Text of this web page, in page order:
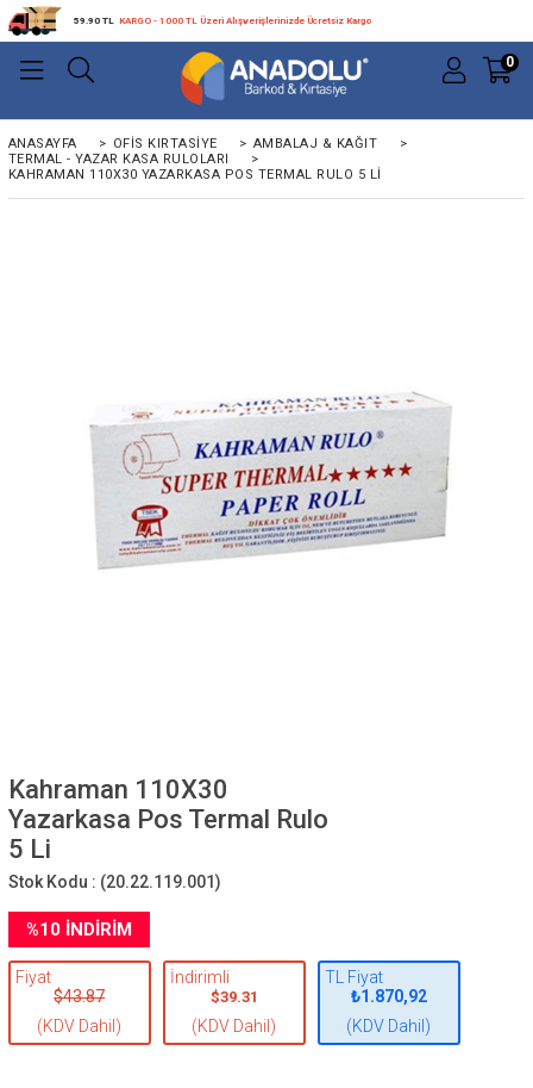
59.90 TL KARGO - 1000 TL Üzeri Alışverişlerinizde Ücretsiz Kargo
0
ANASAYFA > OFIS KIRTASIYE > AMBALAJ & KAĞIT
>
TERMAL - YAZAR KASA RULOLARI
>
KAHRAMAN 110X30 YAZARKASA POS TERMAL RULO 5 LI
Kahraman 110X30
Yazarkasa Pos Termal Rulo
5 Li
Stok Kodu : (20.22.119.001)
%10İNDIRIM
Fiyat
$43.87
(KDV Dahil)
İndirimli
$39.31
(KDV Dahil)
TL Fiyat
₺1.870,92
(KDV Dahil)